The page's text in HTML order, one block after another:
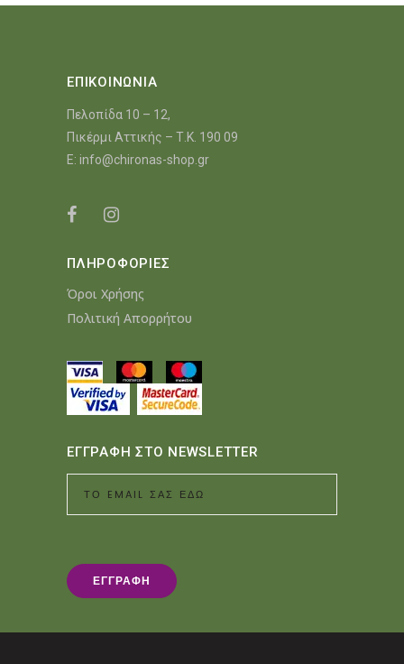
ΕΠΙΚΟΙΝΩΝΙΑ
Πελοπίδα 10 – 12,
Πικέρμι Αττικής – Τ.Κ. 190 09
E: info@chironas-shop.gr
ΠΛΗΡΟΦΟΡΙΕΣ
Όροι Χρήσης
Πολιτική Απορρήτου
ΕΓΓΡΑΦΗ ΣΤΟ NEWSLETTER